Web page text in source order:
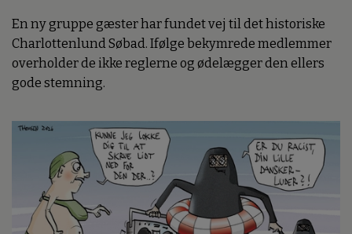
En ny gruppe gæster har fundet vej til det historiske
Charlottenlund Søbad. Ifølge bekymrede medlemmer
overholder de ikke reglerne og ødelægger den ellers
gode stemning.